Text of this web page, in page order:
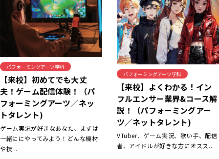
パフォーミングアーツ学科
【来校】初めてでも大丈
夫！ゲーム配信体験！（パ
フォーミングアーツ／ネッ
トタレント)
ゲーム実況が好きなあなた、まずは
一緒ににやってみよう！どんな機材
や技...
パフォーミングアーツ学科
【来校】よくわかる！イン
フルエンサー業界&コース解
説！（パフォーミングアー
ツ／ネットタレント)
VTuber、ゲーム実況、歌い手、配信
者、アイドルが好きな方にオスス...